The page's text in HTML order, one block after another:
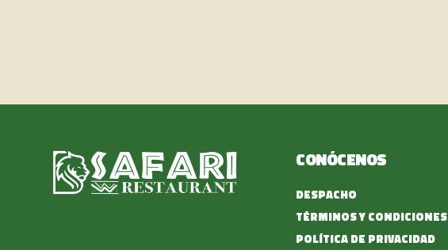
Conócenos
Despacho
Términos y condiciones
Política de privacidad